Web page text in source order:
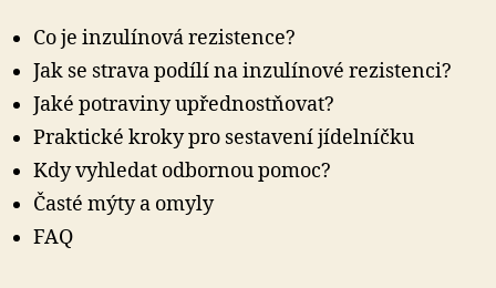
Co je inzulínová rezistence?
Jak se strava podílí na inzulínové rezistenci?
Jaké potraviny upřednostňovat?
Praktické kroky pro sestavení jídelníčku
Kdy vyhledat odbornou pomoc?
Časté mýty a omyly
FAQ